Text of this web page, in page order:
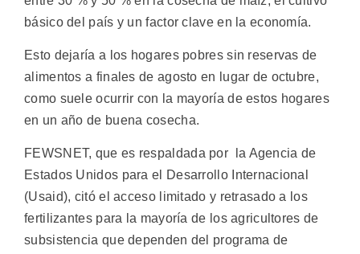
básico del país y un factor clave en la economía.
Esto dejaría a los hogares pobres sin reservas de
alimentos a finales de agosto en lugar de octubre,
como suele ocurrir con la mayoría de estos hogares
en un año de buena cosecha.
FEWSNET, que es respaldada por la Agencia de
Estados Unidos para el Desarrollo Internacional
(Usaid), citó el acceso limitado y retrasado a los
fertilizantes para la mayoría de los agricultores de
subsistencia que dependen del programa de